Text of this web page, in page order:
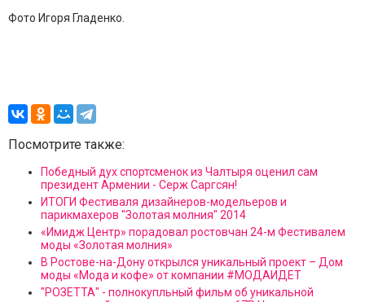
Фото Игоря Гладенко.
Посмотрите также:
Победный дух спортсменок из Чалтыря оценил сам
президент Армении - Серж Саргсян!
ИТОГИ Фестиваля дизайнеров-модельеров и
парикмахеров "Золотая молния" 2014
«Имидж Центр» порадовал ростовчан 24-м Фестивалем
моды «Золотая молния»
В Ростове-на-Дону открылся уникальный проект – Дом
моды «Мода и кофе» от компании #МОДАИДЕТ
"РОЗЕТТА" - полнокупльный фильм об уникальной